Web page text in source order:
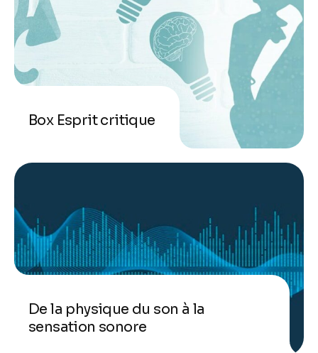
Box Esprit critique
De la physique du son à la
sensation sonore